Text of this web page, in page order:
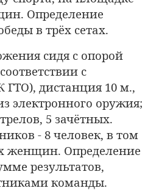
Определение
в трёх сетах.
сидя с опорой
с
ГТО), дистанция 10 м.,
электронного оружия;
5 зачётных.
- 8 человек, в том
женщин. Определение
результатов,
команды.